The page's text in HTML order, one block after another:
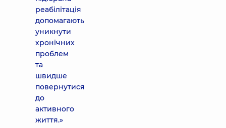
реабілітація
допомагають
уникнути
хронічних
проблем
та
швидше
повернутися
до
активного
життя.»